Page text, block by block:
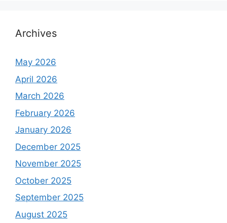
Archives
May 2026
April 2026
March 2026
February 2026
January 2026
December 2025
November 2025
October 2025
September 2025
August 2025